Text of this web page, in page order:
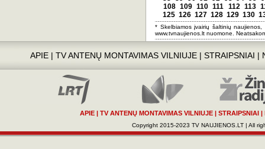
108 109 110 111 112 113
125 126 127 128 129 130
* Skelbiamos įvairių šaltinių
www.tvnaujienos.lt nuomone.
APIE| TV ANTENŲ MONTAVIMAS VILNIUJE| STRAIPSNIAI |
APIE | TV ANTENŲ MONTAVIMAS VILNIUJE | STRAIPSNIAI |
Copyright 2015-2023 TV NAUJIENOS.LT | All